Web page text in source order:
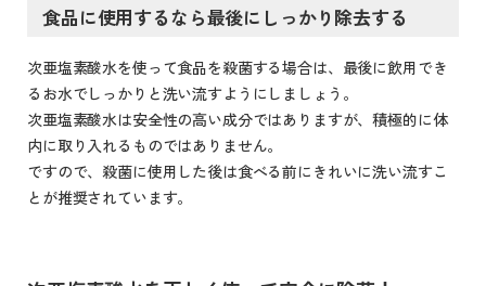
食品に使用するなら最後にしっかり除去する
次亜塩素酸水を使って食品を殺菌する場合は、最後に飲用でき
るお水でしっかりと洗い流すようにしましょう。
次亜塩素酸水は安全性の高い成分ではありますが、積極的に体
内に取り入れるものではありません。
ですので、殺菌に使用した後は食べる前にきれいに洗い流すこ
とが推奨されています。